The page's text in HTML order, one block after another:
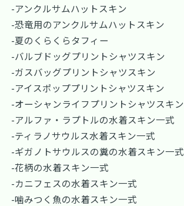
-アンクルサムハットスキン
-恐竜用のアンクルサムハットスキン
-夏のくらくらタフィー
-バルブドッグプリントシャツスキン
-ガスバッグプリントシャツスキン
-アイスポッププリントシャツスキン
-オーシャンライフプリントシャツスキン
-アルファ・ラプトルの水着スキン一式
-ティラノサウルス水着スキン一式
-ギガノトサウルスの糞の水着スキン一式
-花柄の水着スキン一式
-カニフェスの水着スキン一式
-噛みつく魚の水着スキン一式